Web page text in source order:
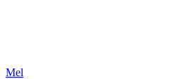
Mel